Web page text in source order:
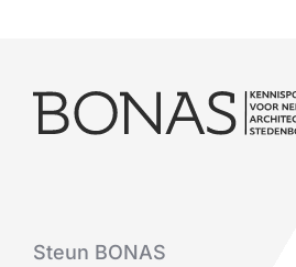
Steun BONAS